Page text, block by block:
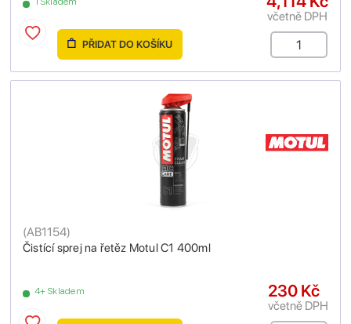
včetně DPH
PŘIDAT DO KOŠÍKU
Čistící sprej na řetěz Motul C1 400ml
(AB1154)
4+ Skladem 230 Kč
včetně DPH